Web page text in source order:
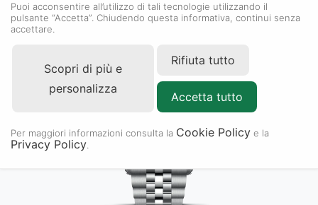
Puoi acconsentire all’utilizzo di tali tecnologie utilizzando il
pulsante “Accetta”. Chiudendo questa informativa, continui senza
accettare.
Scopri di più e
personalizza
Rifiuta tutto
Accetta tutto
Per maggiori informazioni consulta la Cookie Policy e la
Privacy Policy